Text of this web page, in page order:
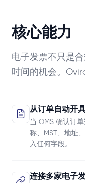
核心能力
电子发票不只是
时间的机会。
从订单自动开
当 OMS 确认订
称、MST、地址
入任何字段。
连接多家电子